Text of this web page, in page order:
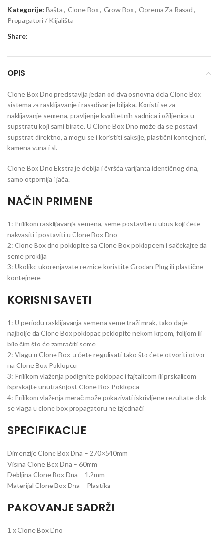
Kategorije: Bašta, Clone Box, Grow Box, Oprema Za Rasad,
Propagatori / Klijališta
Share:
OPIS
Clone Box Dno predstavlja jedan od dva osnovna dela Clone Box
sistema za rasklijavanje i rasađivanje biljaka. Koristi se za
naklijavanje semena, pravljenje kvalitetnih sadnica i ožiljenica u
supstratu koji sami birate. U Clone Box Dno može da se postavi
supstrat direktno, a mogu se i koristiti saksije, plastični kontejneri,
kamena vuna i sl.
Clone Box Dno Ekstra je deblja i čvršća varijanta identičnog dna,
samo otpornija i jača.
NAČIN PRIMENE
1: Prilikom rasklijavanja semena, seme postavite u ubus koji ćete
nakvasiti i postaviti u Clone Box Dno
2: Clone Box dno poklopite sa Clone Box poklopcem i sačekajte da
seme proklija
3: Ukoliko ukorenjavate reznice koristite Grodan Plug ili plastične
kontejnere
KORISNI SAVETI
1: U periodu rasklijavanja semena seme traži mrak, tako da je
najbolje da Clone Box poklopac poklopite nekom krpom, folijom ili
bilo čim što će zamračiti seme
2: Vlagu u Clone Box-u ćete regulisati tako što ćete otvoriti otvor
na Clone Box Poklopcu
3: Prilikom vlaženja podignite poklopac i fajtalicom ili prskalicom
isprskajte unutrašnjost Clone Box Poklopca
4: Prilikom vlaženja merač može pokazivati iskrivljene rezultate dok
se vlaga u clone box propagatoru ne izjednači
SPECIFIKACIJE
Dimenzije Clone Box Dna – 270×540mm
Visina Clone Box Dna – 60mm
Debljina Clone Box Dna – 1.2mm
Materijal Clone Box Dna – Plastika
PAKOVANJE SADRŽI
1 x Clone Box Dno